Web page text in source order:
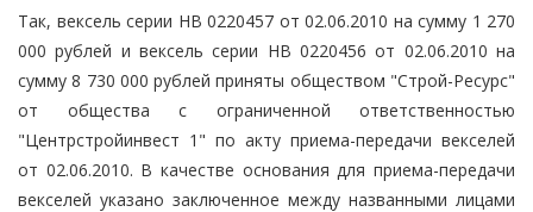
Так, вексель серии НВ 0220457 от 02.06.2010 на сумму 1 270
000 рублей и вексель серии НВ 0220456 от 02.06.2010 на
сумму 8 730 000 рублей приняты обществом "Строй-Ресурс"
от общества с ограниченной ответственностью
"Центрстройинвест 1" по акту приема-передачи векселей
от 02.06.2010. В качестве основания для приема-передачи
векселей указано заключенное между названными лицами